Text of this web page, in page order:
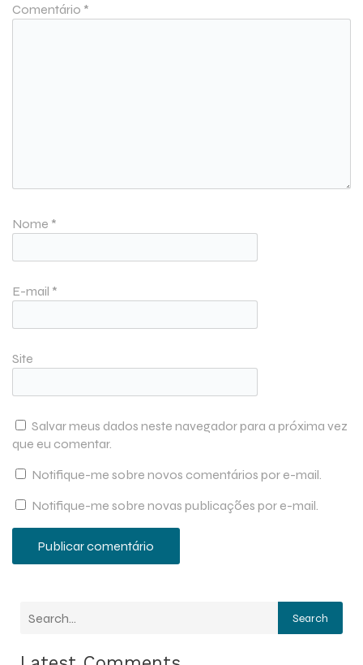
Comentário *
Nome *
E-mail *
Site
Salvar meus dados neste navegador para a próxima vez
que eu comentar.
Notifique-me sobre novos comentários por e-mail.
Notifique-me sobre novas publicações por e-mail.
Search